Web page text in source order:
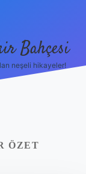
Bahçesi
neşeli hikayeler!
ÖZET